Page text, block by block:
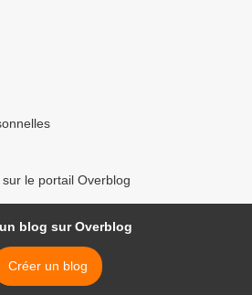
le portail Overblog
blog sur Overblog
Créer un blog